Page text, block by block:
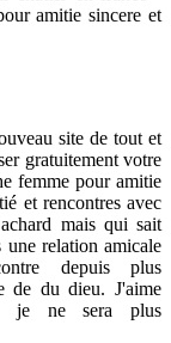
amitie sincere et
site de tout et
gratuitement votre
femme pour amitie
et rencontres avec
mais qui sait
relation amicale
depuis plus
de du dieu. J'aime
je ne sera plus